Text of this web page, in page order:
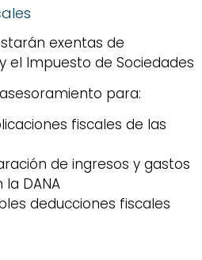
exentas de
el Impuesto de Sociedades
para:
fiscales de las
de ingresos y gastos
DANA
deducciones fiscales